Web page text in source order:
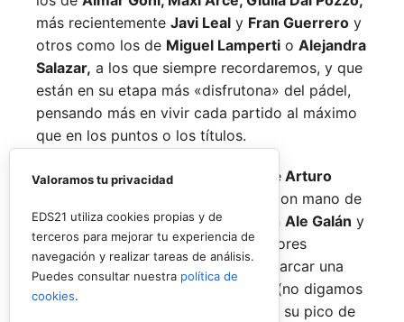
más recientemente Javi Leal y Fran Guerrero y
otros como los de Miguel Lamperti o Alejandra
Salazar, a los que siempre recordaremos, y que
están en su etapa más «disfrutona» del pádel,
pensando más en vivir cada partido al máximo
que en los puntos o los títulos.
No por ello hemos de olvidarnos de Arturo
que rigen con mano de
hierro el circuito pero que tienen en Ale Galán y
enFede Chingottoa dos competidores
sublimes. Dos parejas llamadas a marcar una
época por lo difícil que es jugarles (no digamos
ya ganarles) y que cuando están en su pico de
Valoramos tu privacidad
EDS21 utiliza cookies propias y de
terceros para mejorar tu experiencia de
navegación y realizar tareas de análisis.
Puedes consultar nuestra política de
cookies.